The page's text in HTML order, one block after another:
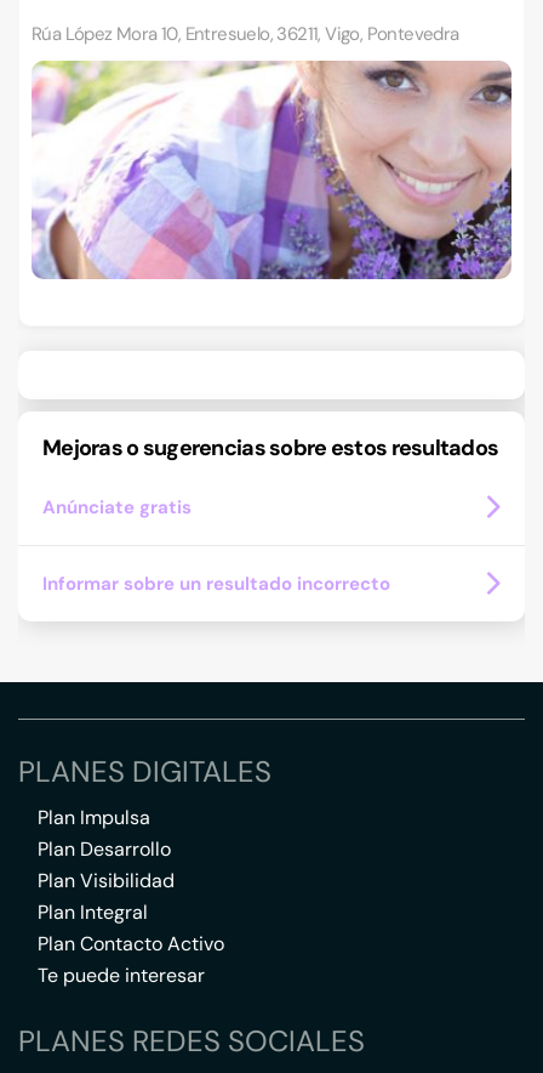
Rúa López Mora 10, Entresuelo, 36211, Vigo, Pontevedra
Mejoras o sugerencias sobre estos resultados
Anúnciate gratis
Informar sobre un resultado incorrecto
PLANES DIGITALES
Plan Impulsa
Plan Desarrollo
Plan Visibilidad
Plan Integral
Plan Contacto Activo
Te puede interesar
PLANES REDES SOCIALES